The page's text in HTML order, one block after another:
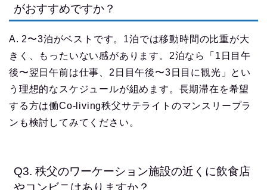
がおすすめですか？
A. 2〜3泊がベストです。1泊では移動時間の比重が大
きく、もったいない感があります。2泊なら「1日目午
後〜翌日午前は仕事、2日目午後〜3日目に観光」とい
う理想的なスケジュールが組めます。長期滞在を希望
する方は働Co-living秩父サテライトのマンスリープラ
ンも検討してみてください。
Q3. 秩父のワーケーション施設の近くに飲食店